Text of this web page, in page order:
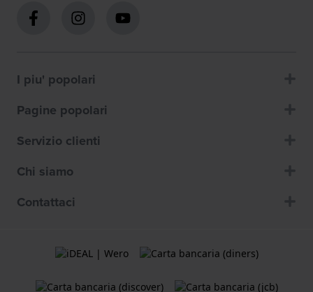
I piu' popolari
Pagine popolari
Servizio clienti
Chi siamo
Contattaci